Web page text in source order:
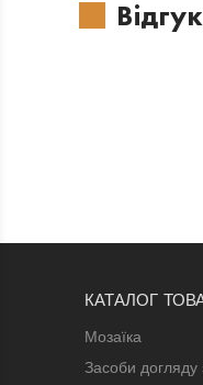
КАТАЛОГ
Мозаїка
Засоби